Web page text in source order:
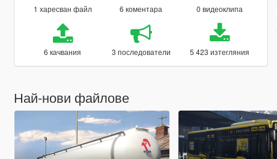
1 харесван файл 6 коментара 0 видеоклипа
6 качвания 3 последователи 5 423 изтегляния
Най-нови файлове